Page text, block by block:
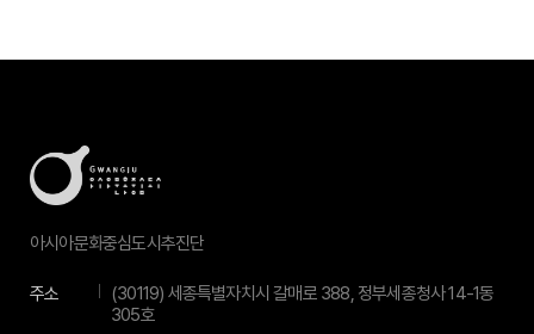
아시아문화중심도시추진단
주소
(30119) 세종특별자치시 갈매로 388, 정부세종청사 14-1동
305호